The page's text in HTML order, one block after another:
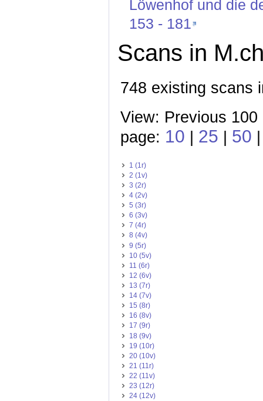
Löwenhof und die
153 - 181
Scans in
748 existing scans
View: Previous
page: 10 25 50
1 (1r)
2 (1v)
3 (2r)
4 (2v)
5 (3r)
6 (3v)
7 (4r)
8 (4v)
9 (5r)
10 (5v)
11 (6r)
12 (6v)
13 (7r)
14 (7v)
15 (8r)
16 (8v)
17 (9r)
18 (9v)
19 (10r)
20 (10v)
21 (11r)
22 (11v)
23 (12r)
24 (12v)